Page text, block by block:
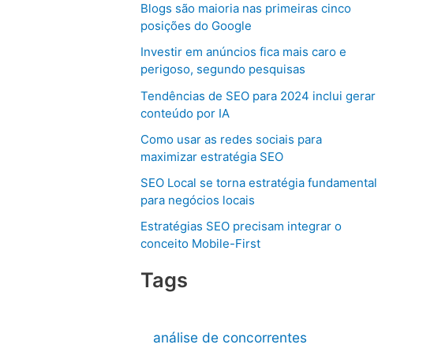
Blogs são maioria nas primeiras cinco
posições do Google
Investir em anúncios fica mais caro e
perigoso, segundo pesquisas
Tendências de SEO para 2024 inclui gerar
conteúdo por IA
Como usar as redes sociais para
maximizar estratégia SEO
SEO Local se torna estratégia fundamental
para negócios locais
Estratégias SEO precisam integrar o
conceito Mobile-First
Tags
análise de concorrentes